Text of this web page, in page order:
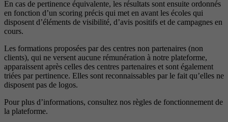
En cas de pertinence équivalente, les résultats sont ensuite ordonnés
en fonction d’un scoring précis qui met en avant les écoles qui
disposent d’éléments de visibilité, d’avis positifs et de campagnes en
cours.
Les formations proposées par des centres non partenaires (non
clients), qui ne versent aucune rémunération à notre plateforme,
apparaissent après celles des centres partenaires et sont également
triées par pertinence. Elles sont reconnaissables par le fait qu’elles ne
disposent pas de logos.
Pour plus d’informations, consultez nos règles de fonctionnement de
la plateforme.